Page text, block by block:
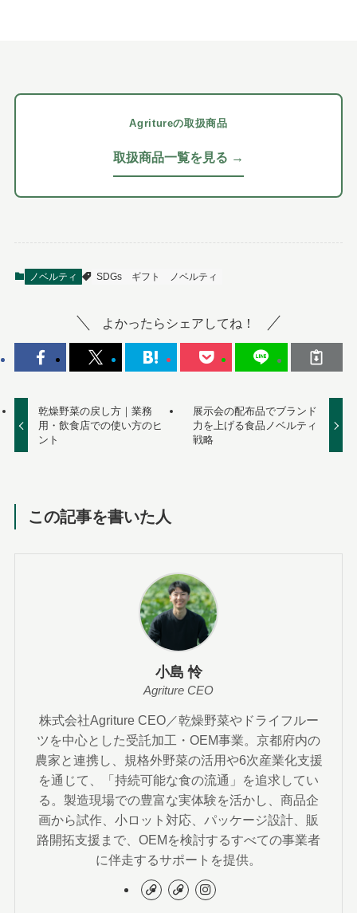
Agritureの取扱商品
取扱商品一覧を見る →
ノベルティ SDGs ギフト ノベルティ
よかったらシェアしてね！
乾燥野菜の戻し方｜業務
用・飲食店での使い方のヒ
ント
展示会の配布品でブランド
力を上げる食品ノベルティ
戦略
この記事を書いた人
小島 怜
Agriture CEO
株式会社Agriture CEO／乾燥野菜やドライフルー
ツを中心とした受託加工・OEM事業。京都府内の
農家と連携し、規格外野菜の活用や6次産業化支援
を通じて、「持続可能な食の流通」を追求してい
る。製造現場での豊富な実体験を活かし、商品企
画から試作、小ロット対応、パッケージ設計、販
路開拓支援まで、OEMを検討するすべての事業者
に伴走するサポートを提供。